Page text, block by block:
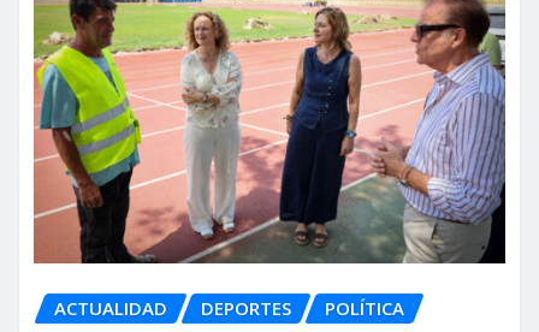
ACTUALIDAD DEPORTES POLÍTICA